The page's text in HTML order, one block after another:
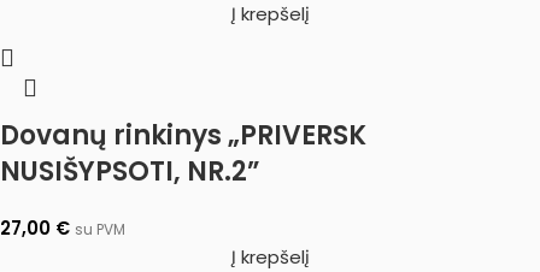
Į krepšelį
Dovanų rinkinys „PRIVERSK
NUSIŠYPSOTI, NR.2”
27,00 € su PVM
Į krepšelį